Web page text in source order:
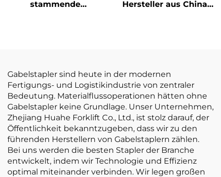
stammende
ist preisgünstig.
Hersteller aus China:
Gabelstapler sind heute in der modernen
Fertigungs- und Logistikindustrie von zentraler
Bedeutung. Materialflussoperationen hätten ohne
Gabelstapler keine Grundlage. Unser Unternehmen,
Zhejiang Huahe Forklift Co., Ltd., ist stolz darauf, der
Öffentlichkeit bekanntzugeben, dass wir zu den
führenden Herstellern von Gabelstaplern zählen.
Bei uns werden die besten Stapler der Branche
entwickelt, indem wir Technologie und Effizienz
optimal miteinander verbinden. Wir legen großen